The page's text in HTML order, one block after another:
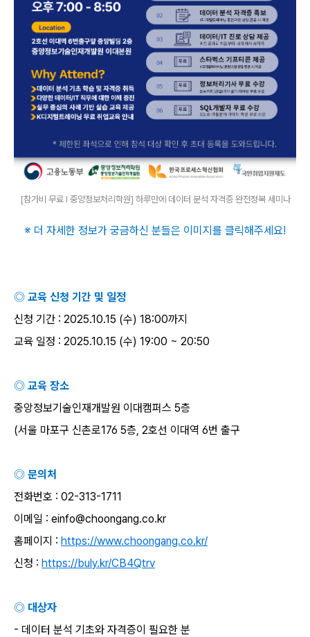
[참가비 무료 I 중앙정보처리학원] 하루만에 데이터 분석 자격증 완전정복 세미나
※ 더 자세한 정보가 궁금하신 분들은 이미지를 클릭해주세요!
◎ 교육 신청 기간 및 일정
신청 기간 : 2025.10.15 (수) 18:00까지
교육 일정 : 2025.10.15 (수) 19:00 ~ 20:50
◎ 교육 장소
중앙정보기술인재개발원 이대캠퍼스 5층
(서울 마포구 신촌로176 5층, 2호선 이대역 6번 출구
◎ 문의처
전화번호 : 02-313-1711
이메일 : einfo@choongang.co.kr
홈페이지 : https://www.choongang.co.kr/
신청 : https://buly.kr/CB4Qtrv
◎ 대상자
- 데이터 분석 기초와 자격증이 필요한 분